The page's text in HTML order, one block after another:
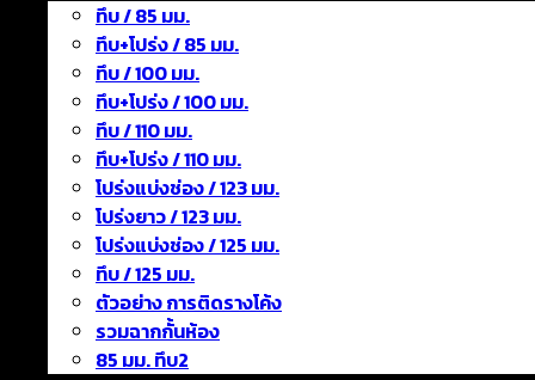
ทึบ / 85 มม.
ทึบ+โปร่ง / 85 มม.
ทึบ / 100 มม.
ทึบ+โปร่ง / 100 มม.
ทึบ / 110 มม.
ทึบ+โปร่ง / 110 มม.
โปร่งแบ่งช่อง / 123 มม.
โปร่งยาว / 123 มม.
โปร่งแบ่งช่อง / 125 มม.
ทึบ / 125 มม.
ตัวอย่าง การติดรางโค้ง
รวมฉากกั้นห้อง
85 มม. ทึบ2